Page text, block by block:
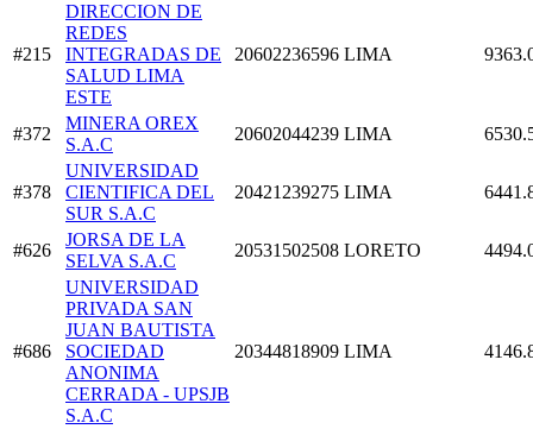
#215
DIRECCION DE
REDES
INTEGRADAS DE
SALUD LIMA
ESTE
20602236596 LIMA
#372
MINERA OREX
S.A.C
20602044239 LIMA
#378
UNIVERSIDAD
CIENTIFICA DEL
SUR S.A.C
20421239275 LIMA
#626
JORSA DE LA
SELVA S.A.C
20531502508 LORETO
#686
UNIVERSIDAD
PRIVADA SAN
JUAN BAUTISTA
SOCIEDAD
ANONIMA
CERRADA - UPSJB
S.A.C
20344818909 LIMA